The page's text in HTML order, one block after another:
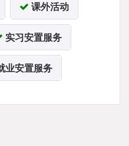
课外活动
实习安置服务
业安置服务